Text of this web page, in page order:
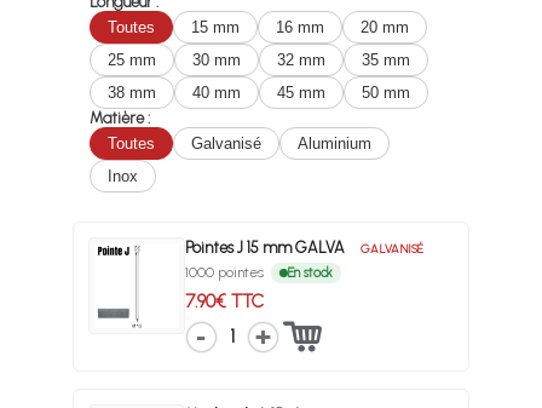
Toutes
15 mm 16 mm
20 mm
25 mm
30 mm 32 mm
35 mm
38 mm
40 mm 45 mm
50 mm
Matière :
Toutes
Galvanisé
Aluminium
Inox
Pointes J 15 mm GALVA GALVANISÉ
1000 pointes En stock
7.90€ TTC
1